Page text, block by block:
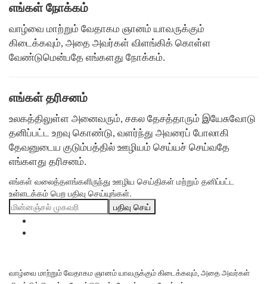
எங்கள் நோக்கம்
வாழ்வை மாற்றும் வேதாகம ஞானம் யாவருக்கும்
கிடைக்கவும், அதை அவர்கள் விளங்கிக் கொள்ள
வேண்டுமென்பதே எங்களது நோக்கம்.
எங்கள் தரிசனம்
உலகத்திலுள்ள அனைவரும், சகல தேசத்தாரும் இயேசுவோடு
தனிப்பட்ட உறவு கொண்டு, வளர்ந்து அவரைப் போலாகி
தேவனுடைய குடும்பத்தில் ஊழியம் செய்யச் செய்வதே
எங்களது தரிசனம்.
எங்கள் வலைத்தளங்களிருந்து ஊழிய செய்திகள் மற்றும் தனிப்பட்ட
உள்ளடக்கம் பெற பதிவு செய்யுங்கள்.
பதிவு செய்
வாழ்வை மாற்றும் வேதாகம ஞானம் யாவருக்கும் கிடைக்கவும், அதை அவர்கள்